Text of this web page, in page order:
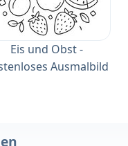
Eis und Obst -
Ausmalbild